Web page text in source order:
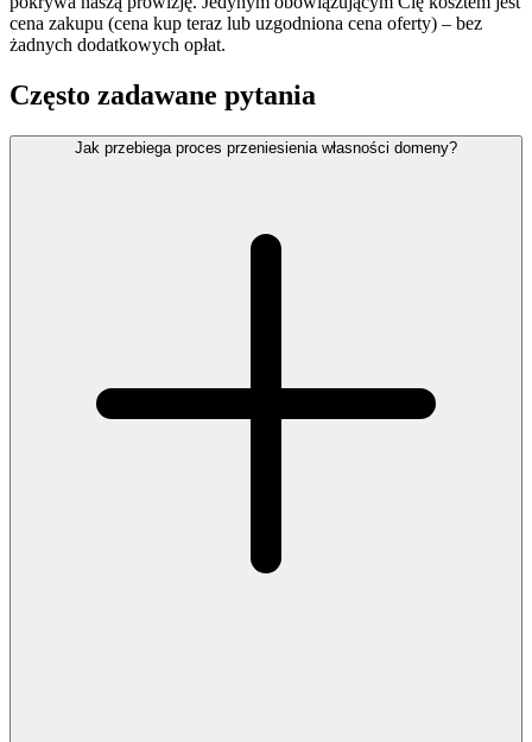
cena zakupu (cena kup teraz lub uzgodniona cena oferty) – bez
żadnych dodatkowych opłat.
Często zadawane pytania
Jak przebiega proces przeniesienia własności domeny?